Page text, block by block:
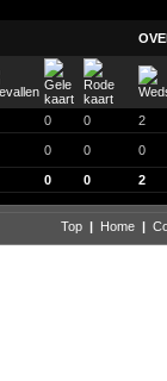
0 0
2
0 0 0
0 0 2
Top | Home |